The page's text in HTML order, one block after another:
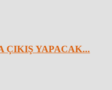
ÇIKIŞ YAPACAK...